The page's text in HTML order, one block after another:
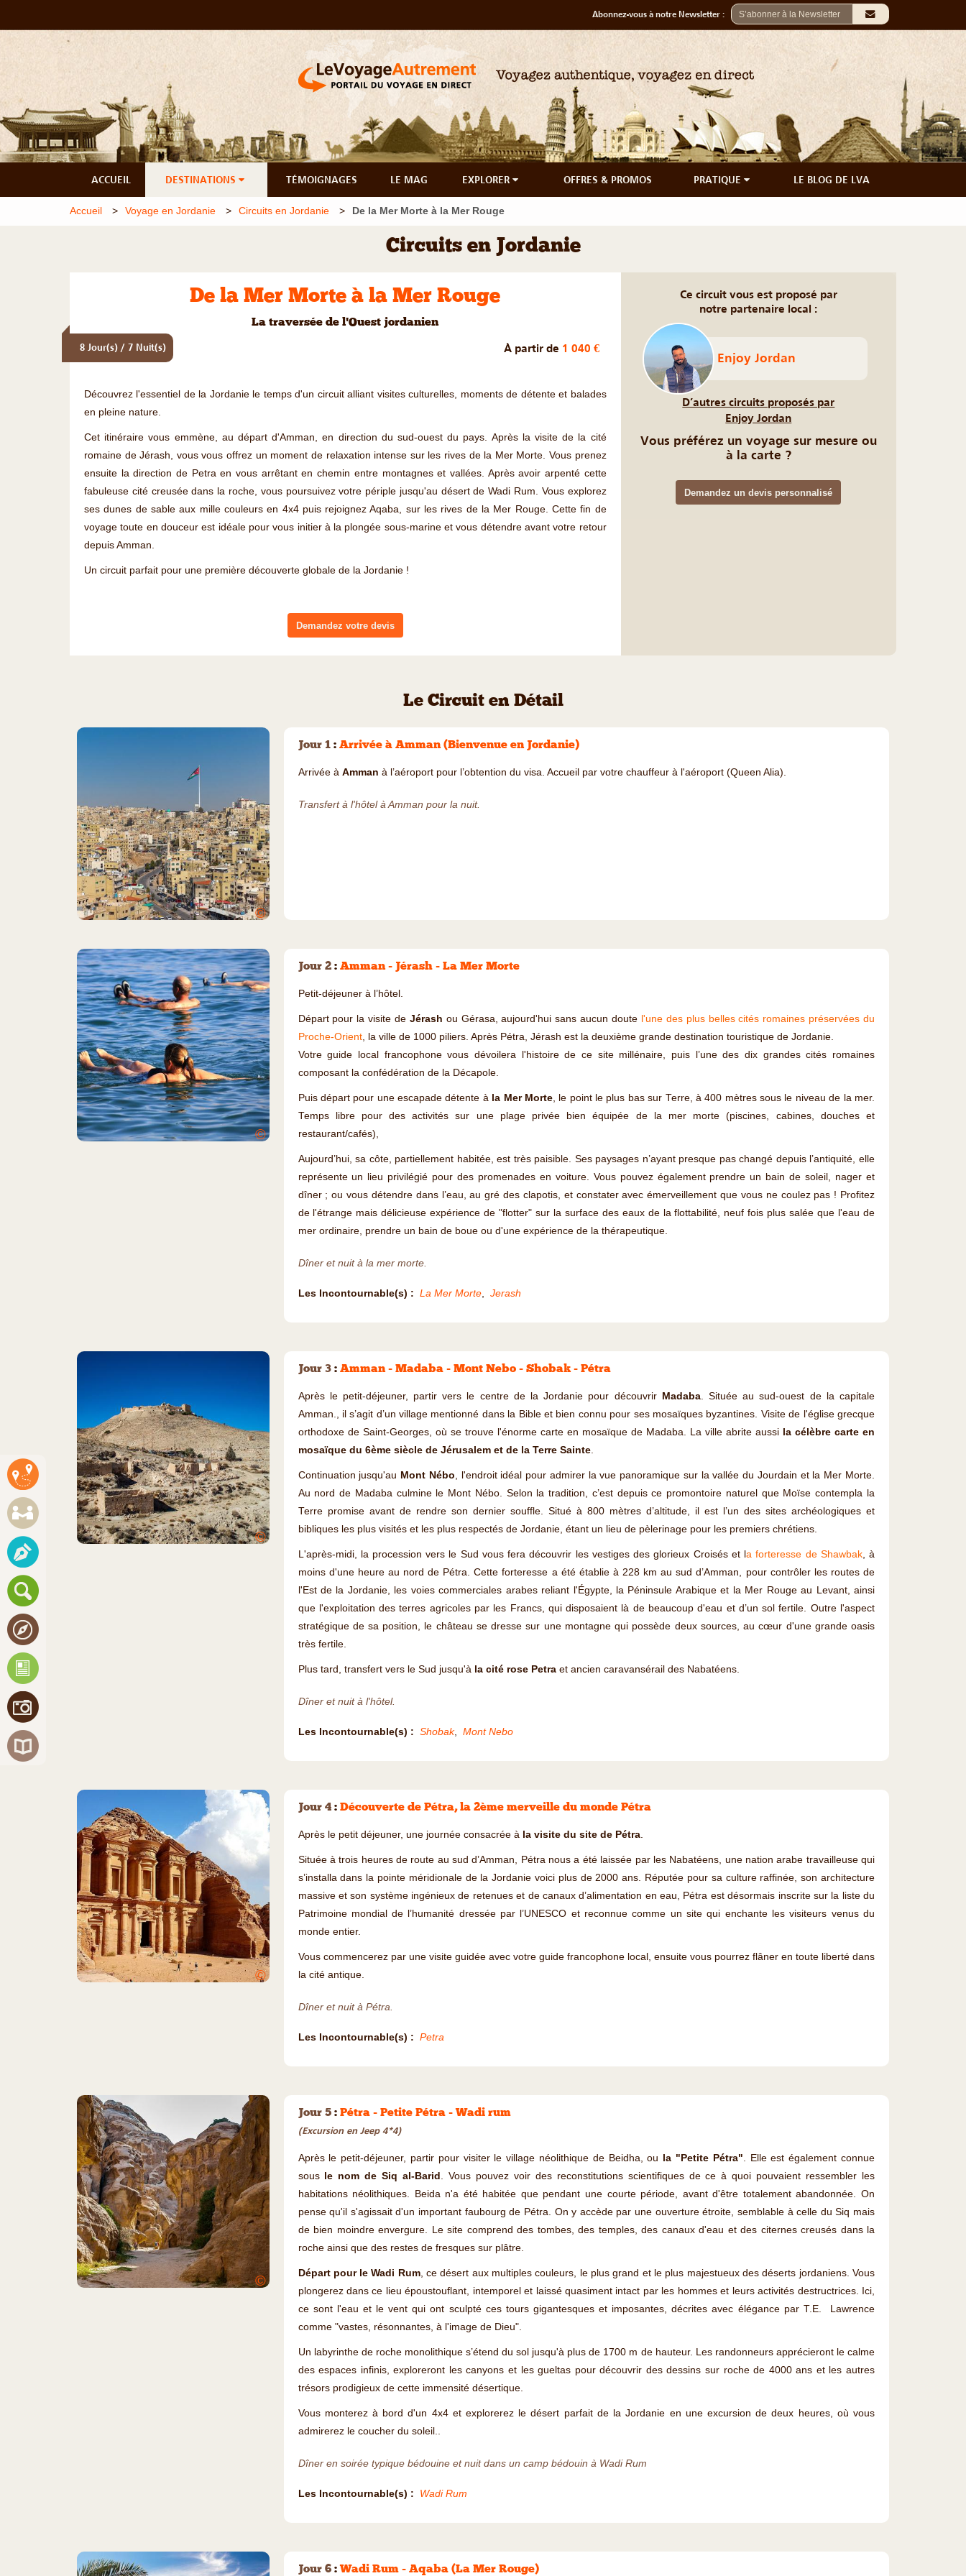
Abonnez-vous à notre Newsletter :
ACCUEIL DESTINATIONS TÉMOIGNAGES LE MAG EXPLORER OFFRES & PROMOS PRATIQUE LE BLOG DE LVA
Accueil Voyage en Jordanie Circuits en Jordanie De la Mer Morte à la Mer Rouge
Circuits en Jordanie
De la Mer Morte à la Mer Rouge
La traversée de l'Ouest jordanien
8 Jour(s) / 7 Nuit(s) À partir de 1 040 €
Découvrez l'essentiel de la Jordanie le temps d'un circuit alliant visites culturelles, moments de détente et balades
en pleine nature.
Cet itinéraire vous emmène, au départ d'Amman, en direction du sud-ouest du pays. Après la visite de la cité
romaine de Jérash, vous vous offrez un moment de relaxation intense sur les rives de la Mer Morte. Vous prenez
ensuite la direction de Petra en vous arrêtant en chemin entre montagnes et vallées. Après avoir arpenté cette
fabuleuse cité creusée dans la roche, vous poursuivez votre périple jusqu'au désert de Wadi Rum. Vous explorez
ses dunes de sable aux mille couleurs en 4x4 puis rejoignez Aqaba, sur les rives de la Mer Rouge. Cette fin de
voyage toute en douceur est idéale pour vous initier à la plongée sous-marine et vous détendre avant votre retour
depuis Amman.
Un circuit parfait pour une première découverte globale de la Jordanie !
Demandez votre devis
Ce circuit vous est proposé par
notre partenaire local :
Enjoy Jordan
D’autres circuits proposés par
Enjoy Jordan
Vous préférez un voyage sur mesure ou
à la carte ?
Demandez un devis personnalisé
Le Circuit en Détail
©
Jour 1: Arrivée à Amman (Bienvenue en Jordanie)
Arrivée à Amman à l’aéroport pour l’obtention du visa. Accueil par votre chauffeur à l'aéroport (Queen Alia).
Transfert à l'hôtel à Amman pour la nuit.
©
Jour 2: Amman - Jérash - La Mer Morte
Petit-déjeuner à l’hôtel.
Départ pour la visite de Jérash ou Gérasa, aujourd'hui sans aucun doute l'une des plus belles cités romaines préservées du
Proche-Orient, la ville de 1000 piliers. Après Pétra, Jérash est la deuxième grande destination touristique de Jordanie.
Votre guide local francophone vous dévoilera l'histoire de ce site millénaire, puis l’une des dix grandes cités romaines
composant la confédération de la Décapole.
Puis départ pour une escapade détente à la Mer Morte, le point le plus bas sur Terre, à 400 mètres sous le niveau de la mer.
Temps libre pour des activités sur une plage privée bien équipée de la mer morte (piscines, cabines, douches et
restaurant/cafés),
Aujourd’hui, sa côte, partiellement habitée, est très paisible. Ses paysages n’ayant presque pas changé depuis l’antiquité, elle
représente un lieu privilégié pour des promenades en voiture. Vous pouvez également prendre un bain de soleil, nager et
dîner ; ou vous détendre dans l’eau, au gré des clapotis, et constater avec émerveillement que vous ne coulez pas ! Profitez
de l'étrange mais délicieuse expérience de "flotter" sur la surface des eaux de la flottabilité, neuf fois plus salée que l'eau de
mer ordinaire, prendre un bain de boue ou d'une expérience de la thérapeutique.
Dîner et nuit à la mer morte.
Les Incontournable(s) : La Mer Morte, Jerash
©
Jour 3: Amman - Madaba - Mont Nebo - Shobak - Pétra
Après le petit-déjeuner, partir vers le centre de la Jordanie pour découvrir Madaba. Située au sud-ouest de la capitale
Amman., il s’agit d’un village mentionné dans la Bible et bien connu pour ses mosaïques byzantines. Visite de l'église grecque
orthodoxe de Saint-Georges, où se trouve l'énorme carte en mosaïque de Madaba. La ville abrite aussi la célèbre carte en
mosaïque du 6ème siècle de Jérusalem et de la Terre Sainte.
Continuation jusqu'au Mont Nébo, l'endroit idéal pour admirer la vue panoramique sur la vallée du Jourdain et la Mer Morte.
Au nord de Madaba culmine le Mont Nébo. Selon la tradition, c’est depuis ce promontoire naturel que Moïse contempla la
Terre promise avant de rendre son dernier souffle. Situé à 800 mètres d’altitude, il est l’un des sites archéologiques et
bibliques les plus visités et les plus respectés de Jordanie, étant un lieu de pèlerinage pour les premiers chrétiens.
L'après-midi, la procession vers le Sud vous fera découvrir les vestiges des glorieux Croisés et la forteresse de Shawbak, à
moins d'une heure au nord de Pétra. Cette forteresse a été établie à 228 km au sud d’Amman, pour contrôler les routes de
l'Est de la Jordanie, les voies commerciales arabes reliant l'Égypte, la Péninsule Arabique et la Mer Rouge au Levant, ainsi
que l'exploitation des terres agricoles par les Francs, qui disposaient là de beaucoup d'eau et d’un sol fertile. Outre l'aspect
stratégique de sa position, le château se dresse sur une montagne qui possède deux sources, au cœur d'une grande oasis
très fertile.
Plus tard, transfert vers le Sud jusqu'à la cité rose Petraet ancien caravansérail des Nabatéens.
Dîner et nuit à l'hôtel.
Les Incontournable(s) : Shobak, Mont Nebo
©
Jour 4: Découverte de Pétra, la 2ème merveille du monde Pétra
Après le petit déjeuner, une journée consacrée à la visite du site de Pétra.
Située à trois heures de route au sud d’Amman, Pétra nous a été laissée par les Nabatéens, une nation arabe travailleuse qui
s’installa dans la pointe méridionale de la Jordanie voici plus de 2000 ans. Réputée pour sa culture raffinée, son architecture
massive et son système ingénieux de retenues et de canaux d’alimentation en eau, Pétra est désormais inscrite sur la liste du
Patrimoine mondial de l’humanité dressée par l’UNESCO et reconnue comme un site qui enchante les visiteurs venus du
monde entier.
Vous commencerez par une visite guidée avec votre guide francophone local, ensuite vous pourrez flâner en toute liberté dans
la cité antique.
Dîner et nuit à Pétra.
Les Incontournable(s) : Petra
©
Jour 5: Pétra - Petite Pétra - Wadi rum
(Excursion en Jeep 4*4)
Après le petit-déjeuner, partir pour visiter le village néolithique de Beidha, ou la "Petite Pétra". Elle est également connue
sous
le nom de Siq al-Barid . Vous pouvez voir des reconstitutions scientifiques de ce à quoi pouvaient ressembler les
habitations néolithiques. Beida n'a été habitée que pendant une courte période, avant d'être totalement abandonnée. On
pense qu'il s'agissait d'un important faubourg de Pétra. On y accède par une ouverture étroite, semblable à celle du Siq mais
de bien moindre envergure. Le site comprend des tombes, des temples, des canaux d'eau et des citernes creusés dans la
roche ainsi que des restes de fresques sur plâtre.
Départ pour le Wadi Rum, ce désert aux multiples couleurs, le plus grand et le plus majestueux des déserts jordaniens. Vous
plongerez dans ce lieu époustouflant, intemporel et laissé quasiment intact par les hommes et leurs activités destructrices. Ici,
ce sont l'eau et le vent qui ont sculpté ces tours gigantesques et imposantes, décrites avec élégance par T.E. Lawrence
comme "vastes, résonnantes, à l'image de Dieu".
Un labyrinthe de roche monolithique s’étend du sol jusqu'à plus de 1700 m de hauteur. Les randonneurs apprécieront le calme
des espaces infinis, exploreront les canyons et les gueltas pour découvrir des dessins sur roche de 4000 ans et les autres
trésors prodigieux de cette immensité désertique.
Vous monterez à bord d'un 4x4 et explorerez le désert parfait de la Jordanie en une excursion de deux heures, où vous
admirerez le coucher du soleil..
Dîner en soirée typique bédouine et nuit dans un camp bédouin à Wadi Rum
Les Incontournable(s) : Wadi Rum
Jour 6: Wadi Rum - Aqaba (La Mer Rouge)